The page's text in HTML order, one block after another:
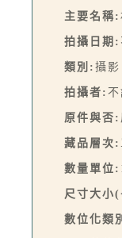
主要名稱:
拍攝日期:
類別: 攝影
拍攝者: 不
原件與否:
藏品層次:
數量單位:
尺寸大小
數位化類